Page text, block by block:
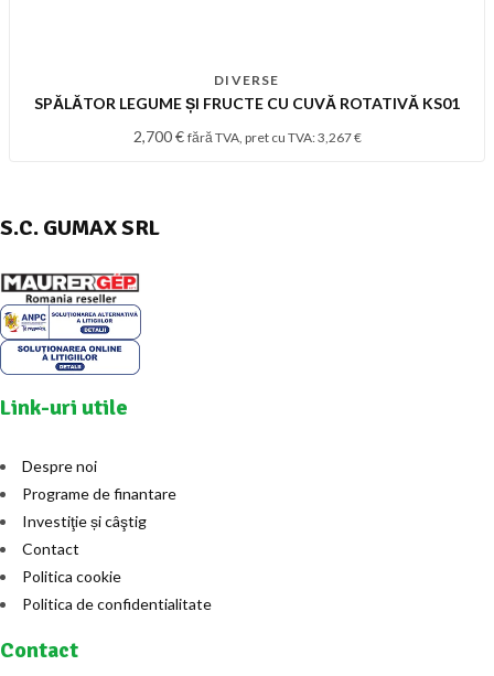
DIVERSE
SPĂLĂTOR LEGUME ȘI FRUCTE CU CUVĂ ROTATIVĂ KS01
2,700€ fără TVA, pret cu TVA: 3,267€
S.C. GUMAX SRL
Link-uri utile
Despre noi
Programe de finantare
Investiţie și câştig
Contact
Politica cookie
Politica de confidentialitate
Contact